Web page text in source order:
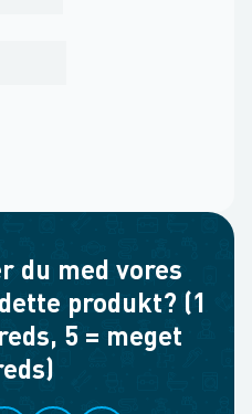
du med vores
produkt? (1
5 = meget